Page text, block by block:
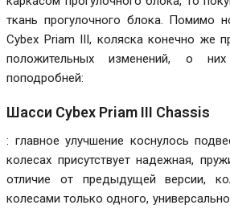
ткань прогулочного блока. Помимо
Cybex Priam III, коляска конечно же
положительных изменений, о
поподробней:
Шасси Cybex Priam III Chassis
: главное улучшение коснулось
колесах присутствует надежная,
отличие от предыдущей версии,
колесами только одного,